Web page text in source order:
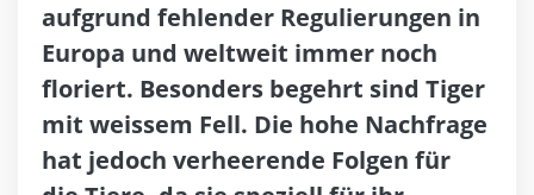
aufgrund fehlender Regulierungen in
Europa und weltweit immer noch
floriert. Besonders begehrt sind Tiger
mit weissem Fell. Die hohe Nachfrage
hat jedoch verheerende Folgen für